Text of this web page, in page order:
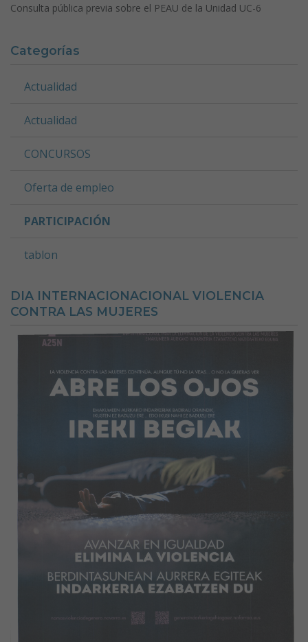
Consulta pública previa sobre el PEAU de la Unidad UC-6
Categorías
Actualidad
Actualidad
CONCURSOS
Oferta de empleo
PARTICIPACIÓN
tablon
DIA INTERNACIONACIONAL VIOLENCIA
CONTRA LAS MUJERES